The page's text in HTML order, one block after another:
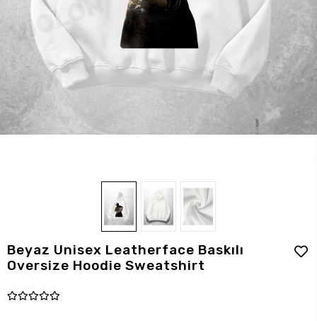
Beyaz Unisex Leatherface Baskılı
Oversize Hoodie Sweatshirt